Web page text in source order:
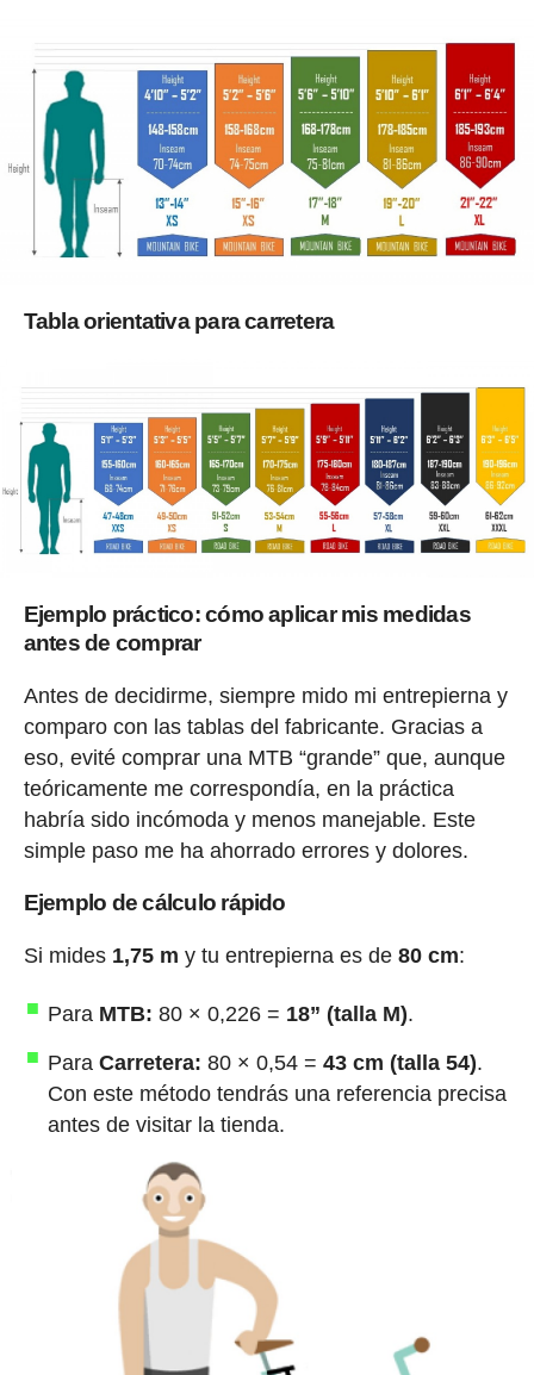
Tabla orientativa para carretera
Ejemplo práctico: cómo aplicar mis medidas
antes de comprar
Antes de decidirme, siempre mido mi entrepierna y
comparo con las tablas del fabricante. Gracias a
eso, evité comprar una MTB “grande” que, aunque
teóricamente me correspondía, en la práctica
habría sido incómoda y menos manejable. Este
simple paso me ha ahorrado errores y dolores.
Ejemplo de cálculo rápido
Si mides 1,75 m y tu entrepierna es de 80 cm:
Para MTB: 80 × 0,226 = 18” (talla M).
Para Carretera: 80 × 0,54 = 43 cm (talla 54).
Con este método tendrás una referencia precisa
antes de visitar la tienda.